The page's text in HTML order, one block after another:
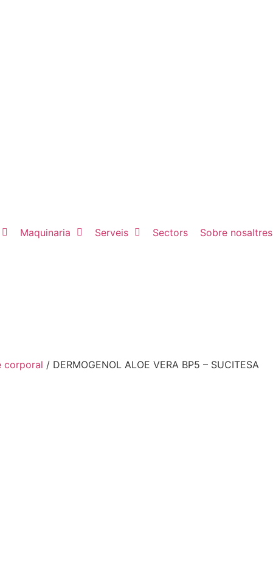
Maquinaria Serveis Sectors Sobre nosaltres
corporal / DERMOGENOL ALOE VERA BP5 – SUCITESA